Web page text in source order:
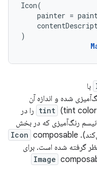
Icon(
painter =
)
شده و اندازه آن
tint (tint color) را در
رنگ‌آمیزی که در بخش
Icon composable
گرفته شده است. برای
Image